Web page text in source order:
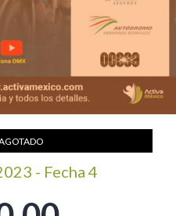
- Fecha 4